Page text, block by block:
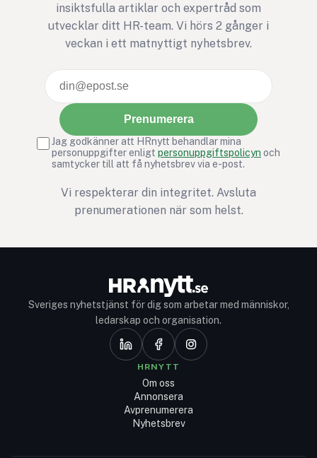
insiktsfulla artiklar och expertråd som
utvecklar ditt HR-team. Vi hörs 2 gånger i
veckan i ett matnyttigt nyhetsbrev.
Prenumerera
Jag godkänner att HRnytt behandlar mina
personuppgifter enligt personuppgiftspolicyn och
samtycker till att få nyhetsbrev via e-post.
Vi respekterar din integritet. Avsluta
prenumerationen när som helst.
Sveriges nyhetstjänst för dig som arbetar med människor,
ledarskap och organisation.
HRNYTT
Om oss
Annonsera
Avprenumerera
Nyhetsbrev